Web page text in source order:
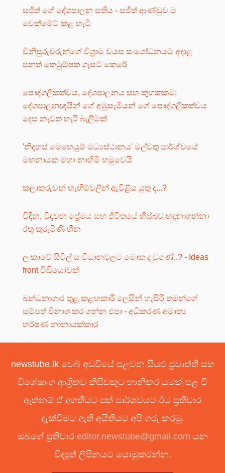
සජිත් ගේ දේශපාලන සතිය - සජිත් ආණ්ඩුව ම
චෙක්මේට් කළ හැටි
විනිසුරුවරුන්ගේ විශ්‍රාම වයස සංශෝධනයට අදාළ
පනත් කෙටුම්පත ගැසට් කෙරේ
පෞද්ගලිකත්වය, දේශපාලනය සහ කුහකකම;
දේශපාලනඥයින් ගේ අඹුසැමියන් ගේ පෞද්ගලිකත්වය
දෙස නැවත හැරී බැලීමක්
'නිදහස් මෙහෙයුම් මධ්‍යස්ථානය' මල්වතු පාර්ශ්වයේ
මහනායක මහා නාහිමි හමුවෙයි
කලාකරුවන් හැඟීම්වලින් ඇවිළිය යුතු ද...?
විඳින, විඳවන ප්‍රේමය සහ ජීවිතයේ හිස්බව හඳුනාගන්නා
රතු කුරුමිණි හීන
ලංකාවේ සිවිල් සංවිධානවලට මොක ද වුණේ..? - Ideas
front වීඩියෝවක්
බන්ධනාගාර තුළ කළහකාරී ලෙසින් හැසිරී තමන්ගේ
සම්පත් විනාශ කර ගන්න එපා - අධිකරණ අමාත්‍ය
හර්ෂණ නානායක්කාර
newstube.lk වෙබ් අඩවියේ පළවන සියළු ප්‍රවෘත්ති සහ
විශේෂාංග ආශ්‍රිතව කිසිවකුට හානිකර යමක් පළ වී
ඇත්නම් ඒ අගතියට පත් පාර්ශවයට ඊට ප්‍රතිචාර
දැක්වීමට ඇති අයිතියට අපි ගරු කරමු.
ඔබගේ ප්‍රතිචාර editor.newstube@gmail.com යන
විද්‍යුත් ලිපිනයට යොමුකරන්න.